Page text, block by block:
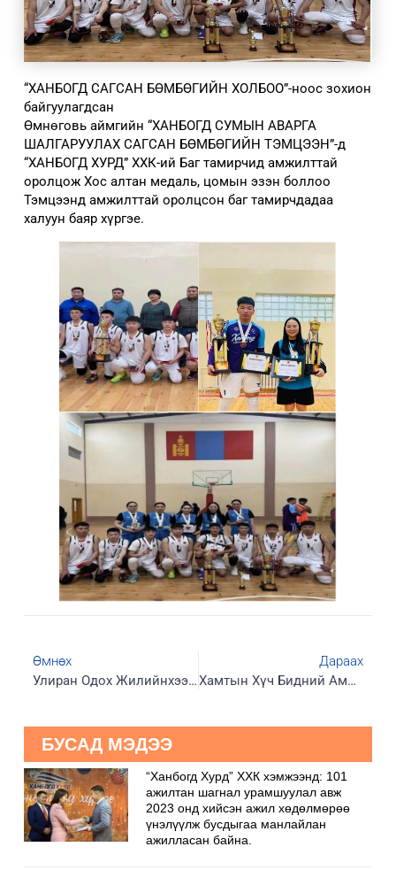
“ХАНБОГД САГСАН БӨМБӨГИЙН ХОЛБОО”-ноос зохион
байгуулагдсан
Өмнөговь аймгийн “ХАНБОГД СУМЫН АВАРГА
ШАЛГАРУУЛАХ САГСАН БӨМБӨГИЙН ТЭМЦЭЭН”-д
“ХАНБОГД ХУРД” ХХК-ий Баг тамирчид амжилттай
оролцож Хос алтан медаль, цомын эзэн боллоо
Тэмцээнд амжилттай оролцсон баг тамирчдадаа
халуун баяр хүргэе.
Өмнөх
Улиран Одох Жилийнхээ Амжилт Бүтээлийг Дүгнэж, Ажил Хөдөлмөр, Хийсэн Бүтээснээрээ Онцгойрсон Жил Боллоо
Дараах
Хамтын Хүч Бидний Амжилт.
БУСАД МЭДЭЭ
“Ханбогд Хурд” ХХК хэмжээнд: 101
ажилтан шагнал урамшуулал авж
2023 онд хийсэн ажил хөдөлмөрөө
үнэлүүлж бусдыгаа манлайлан
ажилласан байна.